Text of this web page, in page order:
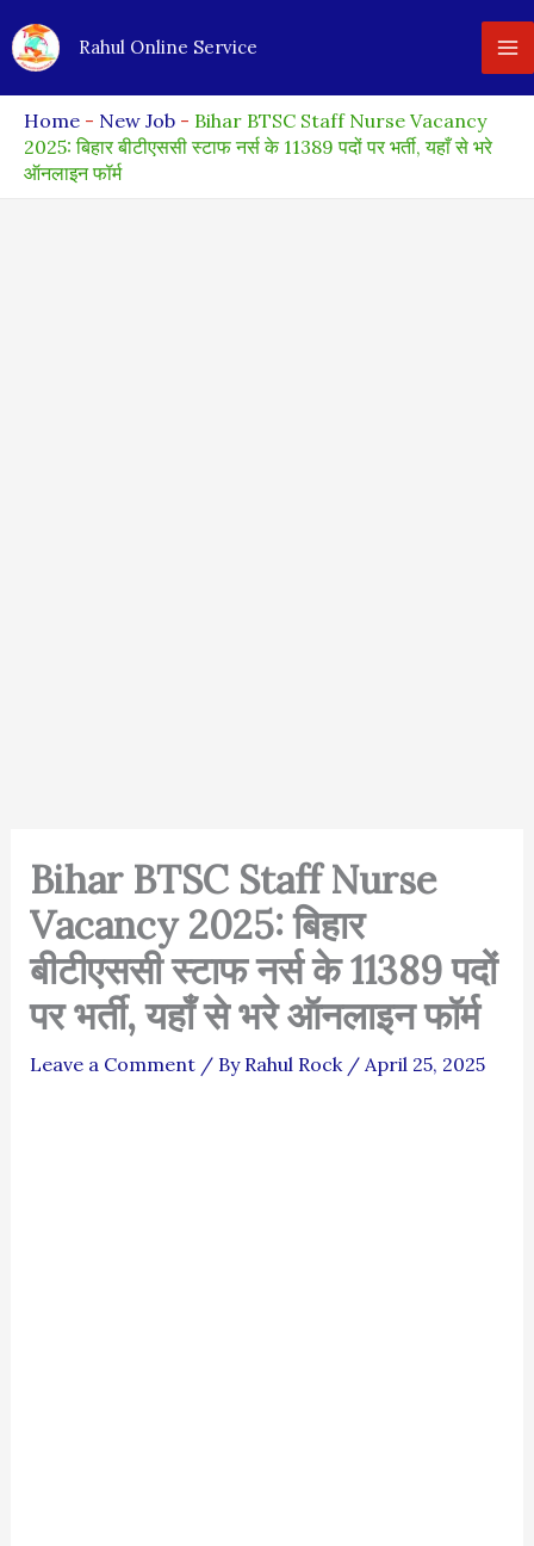
to
Rahul Online Service
Home - New Job - Bihar BTSC Staff Nurse Vacancy
2025: बिहार बीटीएससी स्टाफ नर्स के 11389 पदों पर भर्ती, यहाँ से भरे
ऑनलाइन फॉर्म
Bihar BTSC Staff Nurse
Vacancy 2025: बिहार
बीटीएससी स्टाफ नर्स के 11389 पदों
पर भर्ती, यहाँ से भरे ऑनलाइन फॉर्म
Leave a Comment / By Rahul Rock / April 25, 2025